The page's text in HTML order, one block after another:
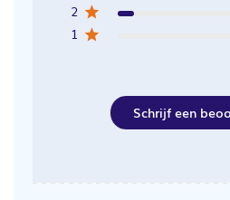
2
1
Schrijf een